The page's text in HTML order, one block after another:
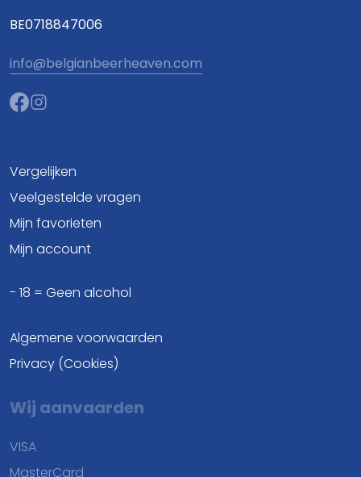
BE0718847006
info@belgianbeerheaven.com
Vergelijken
Veelgestelde vragen
Mijn favorieten
Mijn account
- 18 = Geen alcohol
Algemene voorwaarden
Privacy (Cookies)
Wij aanvaarden
VISA
MasterCard